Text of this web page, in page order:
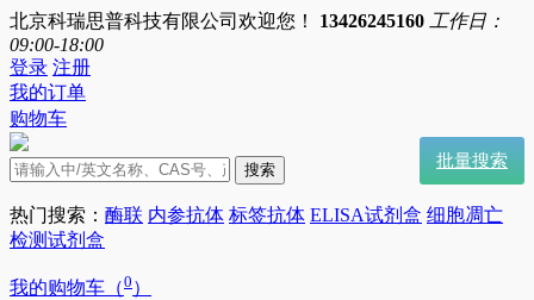
北京科瑞思普科技有限公司欢迎您！ 13426245160 工作日：
09:00-18:00
登录 注册
我的订单
购物车
搜索 批量搜索
热门搜索： 酶联 内参抗体 标签抗体 ELISA试剂盒 细胞凋亡
检测试剂盒
我的购物车（0 ）